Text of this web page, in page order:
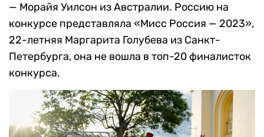
— Морайя Уилсон из Австралии. Россию на
конкурсе представляла «Мисс Россия — 2023»,
22-летняя Маргарита Голубева из Санкт-
Петербурга, она не вошла в топ-20 финалисток
конкурса.